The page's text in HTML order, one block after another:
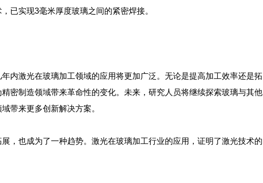
已实现3毫米厚度玻璃之间的紧密焊接。
内激光在玻璃加工领域的应用将更加广泛。无论是提高加工效率还是拓
密制造领域带来革命性的变化。未来，研究人员将继续探索玻璃与其他
带来更多创新解决方案。
，也成为了一种趋势。激光在玻璃加工行业的应用，证明了激光技术的